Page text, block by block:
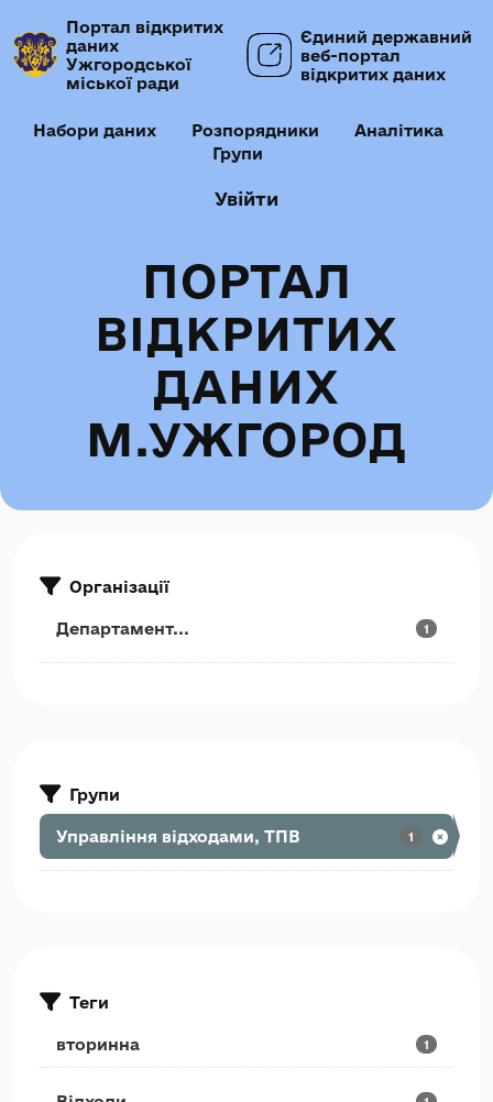
Портал відкритих
даних
Ужгородської
міської ради
Єдиний державний
веб-портал
відкритих даних
Набори даних Розпорядники
Аналітика
Групи
Увійти
ПОРТАЛ
ВІДКРИТИХ
ДАНИХ
М.УЖГОРОД
Організації
Департамент... 1
Групи
Управління відходами, ТПВ 1
Теги
вторинна 1